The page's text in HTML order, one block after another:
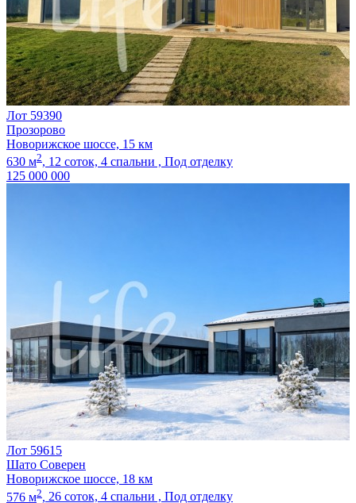
Лот 59390
Прозорово
Новорижское шоссе, 15 км
630 м2, 12 соток, 4 спальни , Под отделку
125 000 000
Лот 59615
Шато Соверен
Новорижское шоссе, 18 км
576 м2, 26 соток, 4 спальни , Под отделку